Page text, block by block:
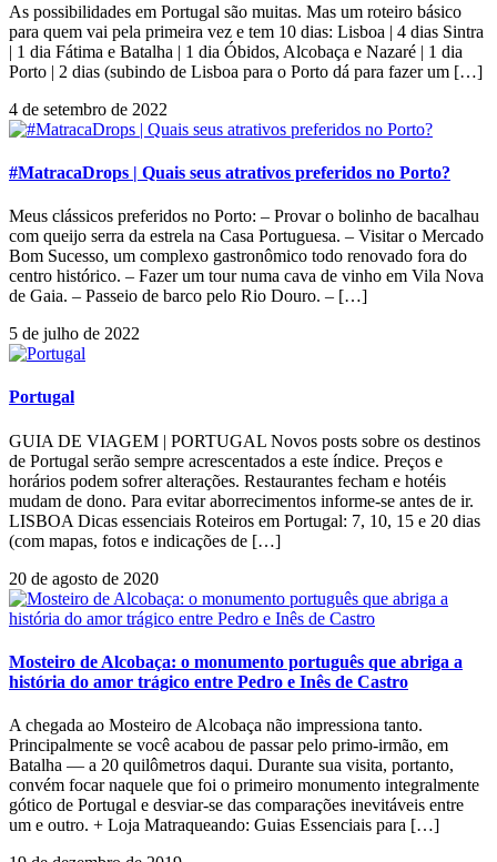
As possibilidades em Portugal são muitas. Mas um roteiro básico
para quem vai pela primeira vez e tem 10 dias: Lisboa | 4 dias Sintra
| 1 dia Fátima e Batalha | 1 dia Óbidos, Alcobaça e Nazaré | 1 dia
Porto | 2 dias (subindo de Lisboa para o Porto dá para fazer um […]
4 de setembro de 2022
#MatracaDrops | Quais seus atrativos preferidos no Porto?
Meus clássicos preferidos no Porto: – Provar o bolinho de bacalhau
com queijo serra da estrela na Casa Portuguesa. – Visitar o Mercado
Bom Sucesso, um complexo gastronômico todo renovado fora do
centro histórico. – Fazer um tour numa cava de vinho em Vila Nova
de Gaia. – Passeio de barco pelo Rio Douro. – […]
5 de julho de 2022
Portugal
GUIA DE VIAGEM | PORTUGAL Novos posts sobre os destinos
de Portugal serão sempre acrescentados a este índice. Preços e
horários podem sofrer alterações. Restaurantes fecham e hotéis
mudam de dono. Para evitar aborrecimentos informe-se antes de ir.
LISBOA Dicas essenciais Roteiros em Portugal: 7, 10, 15 e 20 dias
(com mapas, fotos e indicações de […]
20 de agosto de 2020
Mosteiro de Alcobaça: o monumento português que abriga a
história do amor trágico entre Pedro e Inês de Castro
A chegada ao Mosteiro de Alcobaça não impressiona tanto.
Principalmente se você acabou de passar pelo primo-irmão, em
Batalha — a 20 quilômetros daqui. Durante sua visita, portanto,
convém focar naquele que foi o primeiro monumento integralmente
gótico de Portugal e desviar-se das comparações inevitáveis entre
um e outro. + Loja Matraqueando: Guias Essenciais para […]